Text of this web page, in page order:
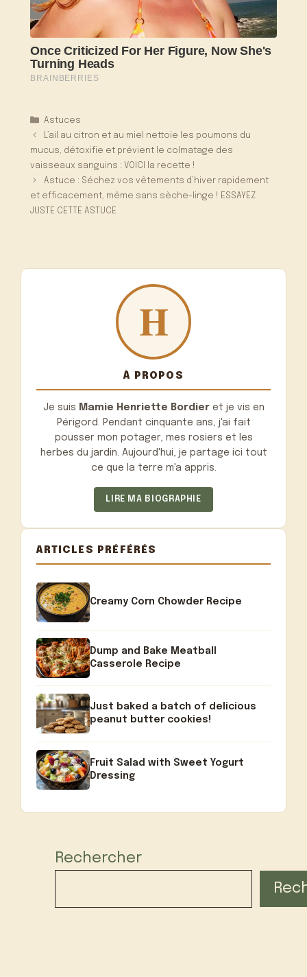
Catégories
Astuces
L’ail au citron et au miel nettoie les poumons du
mucus, détoxifie et prévient le colmatage des
vaisseaux sanguins : VOICI la recette !
Astuce : Séchez vos vêtements d’hiver rapidement
et efficacement, même sans sèche-linge ! ESSAYEZ
JUSTE CETTE ASTUCE
À PROPOS
Je suis Mamie Henriette Bordieret je vis en
Périgord. Pendant cinquante ans, j'ai fait
pousser mon potager, mes rosiers et les
herbes du jardin. Aujourd'hui, je partage ici tout
ce que la terre m'a appris.
LIRE MA BIOGRAPHIE
ARTICLES PRÉFÉRÉS
Creamy Corn Chowder Recipe
Dump and Bake Meatball
Casserole Recipe
Just baked a batch of delicious
peanut butter cookies!
Fruit Salad with Sweet Yogurt
Dressing
Rechercher